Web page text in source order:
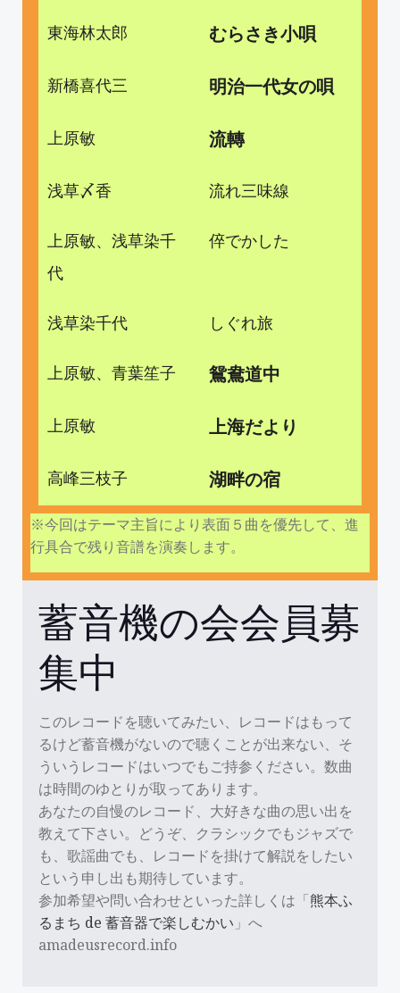
東海林太郎 むらさき小唄
新橋喜代三 明治一代女の唄
上原敏 流轉
浅草〆香 流れ三味線
上原敏、浅草染千
代
倅でかした
浅草染千代 しぐれ旅
上原敏、青葉笙子 鴛鴦道中
上原敏 上海だより
高峰三枝子 湖畔の宿
※今回はテーマ主旨により表面５曲を優先して、進
行具合で残り音譜を演奏します。
蓄音機の会会員募
集中
このレコードを聴いてみたい、レコードはもって
るけど蓄音機がないので聴くことが出来ない、そ
ういうレコードはいつでもご持参ください。数曲
は時間のゆとりが取ってあります。
あなたの自慢のレコード、大好きな曲の思い出を
教えて下さい。どうぞ、クラシックでもジャズで
も、歌謡曲でも、レコードを掛けて解説をしたい
という申し出も期待しています。
参加希望や問い合わせといった詳しくは「熊本ふ
るまち de 蓄音器で楽しむかい 」へ
amadeusrecord.info